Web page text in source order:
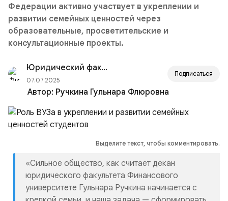
Федерации активно участвует в укреплении и
развитии семейных ценностей через
образовательные, просветительские и
консультационные проекты.
Юридический факультет
07.07.2025
Подписаться
Автор: Ручкина Гульнара Флюровна
Выделите текст, чтобы комментировать.
«Сильное общество, как считает декан
юридического факультета Финансового
университете Гульнара Ручкина начинается с